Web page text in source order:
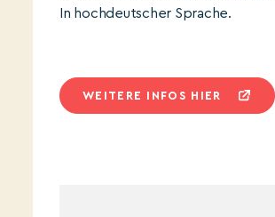
In hochdeutscher Sprache.
WEITERE INFOS HIER